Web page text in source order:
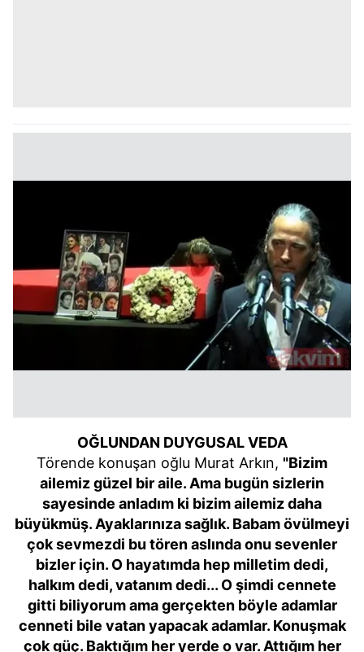
OĞLUNDAN DUYGUSAL VEDA
Törende konuşan oğlu Murat Arkın, "Bizim
ailemiz güzel bir aile. Ama bugün sizlerin
sayesinde anladım ki bizim ailemiz daha
büyükmüş. Ayaklarınıza sağlık. Babam övülmeyi
çok sevmezdi bu tören aslında onu sevenler
bizler için. O hayatımda hep milletim dedi,
halkım dedi, vatanım dedi... O şimdi cennete
gitti biliyorum ama gerçekten böyle adamlar
cenneti bile vatan yapacak adamlar. Konuşmak
çok güç. Baktığım her yerde o var. Attığım her